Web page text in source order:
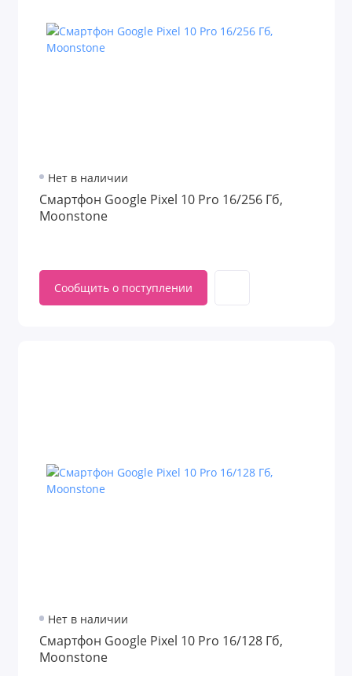
Нет в наличии
Смартфон Google Pixel 10 Pro 16/256 Гб,
Moonstone
Сообщить о поступлении
Нет в наличии
Смартфон Google Pixel 10 Pro 16/128 Гб,
Moonstone